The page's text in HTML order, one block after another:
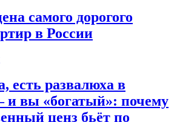
самого дорогого
в России
есть развалюха в
и вы «богатый»: почему
ценз бьёт по